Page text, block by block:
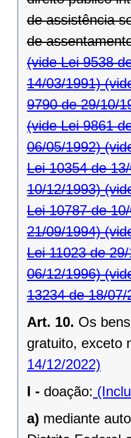
de assistência
de
(vide Lei 9538
14/03/1991)
9790 de 29/10/
(vide Lei 9861
06/05/1992)
Lei 10354 de
10/12/1993)
Lei 10787 de
21/09/1994)
Lei 11023 de
06/12/1996)
13234 de 18/07/
Art. 10. Os
gratuito, exceto
14/12/2022)
I - doação:
a) mediante